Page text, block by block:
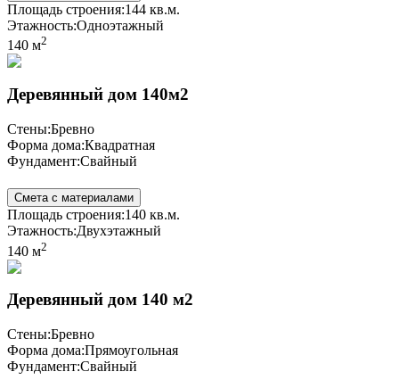
Площадь строения:144 кв.м.
Этажность:Одноэтажный
140 м2
Деревянный дом 140м2
Стены:Бревно
Форма дома:Квадратная
Фундамент:Свайный
Смета с материалами
Площадь строения:140 кв.м.
Этажность:Двухэтажный
140 м2
Деревянный дом 140 м2
Стены:Бревно
Форма дома:Прямоугольная
Фундамент:Свайный